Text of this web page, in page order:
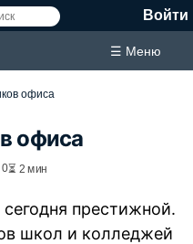
Войти
☰ Меню
офиса
офиса
0⏳ 2 мин
престижной.
школ и колледжей